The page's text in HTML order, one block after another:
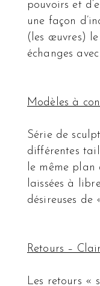
pouvoirs et
une façon
(les œuvres)
échanges
Modèles à
Série de
différentes
le même plan
laissées à
désireuses de
Retours –
Les retours «